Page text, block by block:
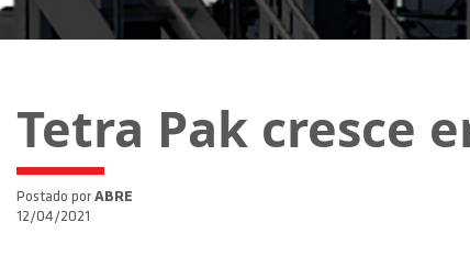
Tetra Pak cresce
Postado por ABRE
12/04/2021